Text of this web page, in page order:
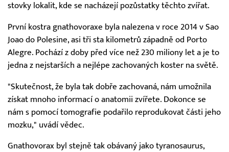
stovky lokalit, kde se nacházejí pozůstatky těchto zvířat.
První kostra gnathovoraxe byla nalezena v roce 2014 v Sao
Joao do Polesine, asi tři sta kilometrů západně od Porto
Alegre. Pochází z doby před více než 230 miliony let a je to
jedna z nejstarších a nejlépe zachovaných koster na světě.
"Skutečnost, že byla tak dobře zachovaná, nám umožnila
získat mnoho informací o anatomii zvířete. Dokonce se
nám s pomocí tomografie podařilo reprodukovat části jeho
mozku," uvádí vědec.
Gnathovorax byl stejně tak obávaný jako tyranosaurus,